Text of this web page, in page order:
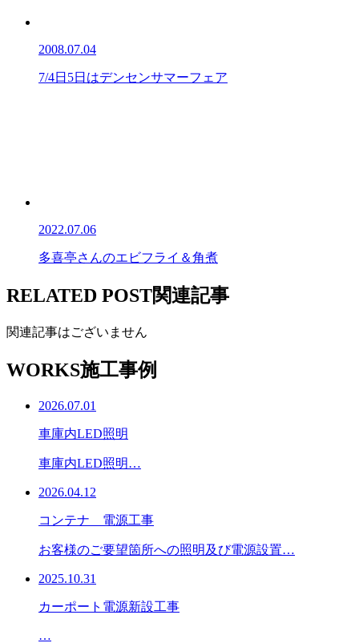
2008.07.04
7/4日5日はデンセンサマーフェア
2022.07.06
多喜亭さんのエビフライ＆角煮
RELATED POST関連記事
関連記事はございません
WORKS施工事例
2026.07.01
車庫内LED照明
車庫内LED照明…
2026.04.12
コンテナ 電源工事
お客様のご要望箇所への照明及び電源設置…
2025.10.31
カーポート電源新設工事
…